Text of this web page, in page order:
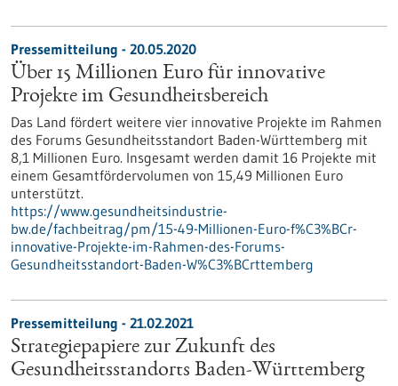
Pressemitteilung - 20.05.2020
Über 15 Millionen Euro für innovative
Projekte im Gesundheitsbereich
Das Land fördert weitere vier innovative Projekte im Rahmen
des Forums Gesundheitsstandort Baden-Württemberg mit
8,1 Millionen Euro. Insgesamt werden damit 16 Projekte mit
einem Gesamtfördervolumen von 15,49 Millionen Euro
unterstützt.
https://www.gesundheitsindustrie-
bw.de/fachbeitrag/pm/15-49-Millionen-Euro-f%C3%BCr-
innovative-Projekte-im-Rahmen-des-Forums-
Gesundheitsstandort-Baden-W%C3%BCrttemberg
Pressemitteilung - 21.02.2021
Strategiepapiere zur Zukunft des
Gesundheitsstandorts Baden-Württemberg